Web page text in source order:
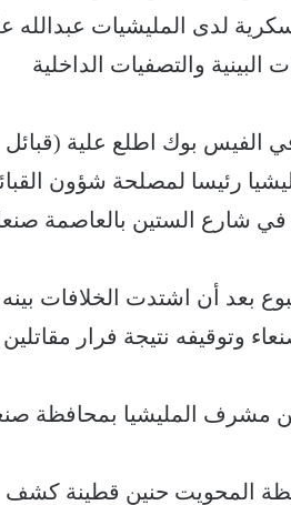
لدى المليشيات عبدالله
والتصفيات الداخلية
الفيس بوك اطلع علية (قبائل
رئيسا لمصلحة شؤون
شارع الستين بالعاصمة
بعد أن اشتدت الخلافات بينه
وتوقيفه نتيجة فرار مقاتلين
مشرف المليشيا بمحافظة
المحويت حنين قطينة كشف